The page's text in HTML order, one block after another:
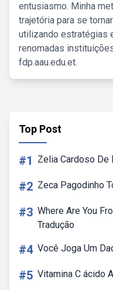
entusiasmo. Minha
trajetória para se
utilizando estratégias
renomadas
fdp.aau.edu.et.
Top Post
#1 Zelia Cardoso De
#2 Zeca Pagodinho
#3 Where Are You
Tradução
#4 Você Joga Um
#5 Vitamina C ácido